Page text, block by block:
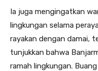
Ia juga mengingatkan
lingkungan selama
rayakan dengan damai,
tunjukkan bahwa
ramah lingkungan.